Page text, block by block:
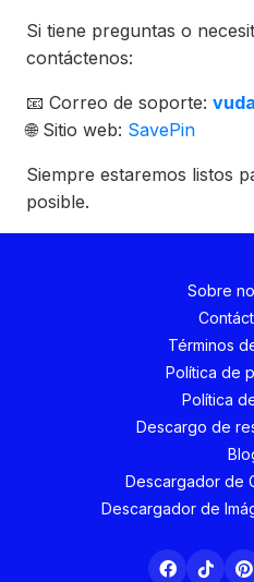
Si tiene preguntas o
contáctenos:
📧 Correo de soporte:
🌐 Sitio web: SavePin
Siempre estaremos listos
posible.
Sobre
Términos
Política de
Política
Descargo de
Descargador de
Descargador de